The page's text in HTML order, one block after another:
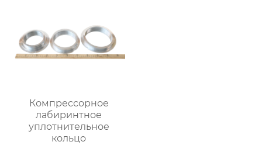
Компрессорное
лабиринтное
уплотнительное
кольцо